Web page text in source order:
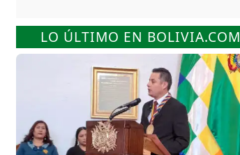
LO ÚLTIMO EN BOLIVIA.COM